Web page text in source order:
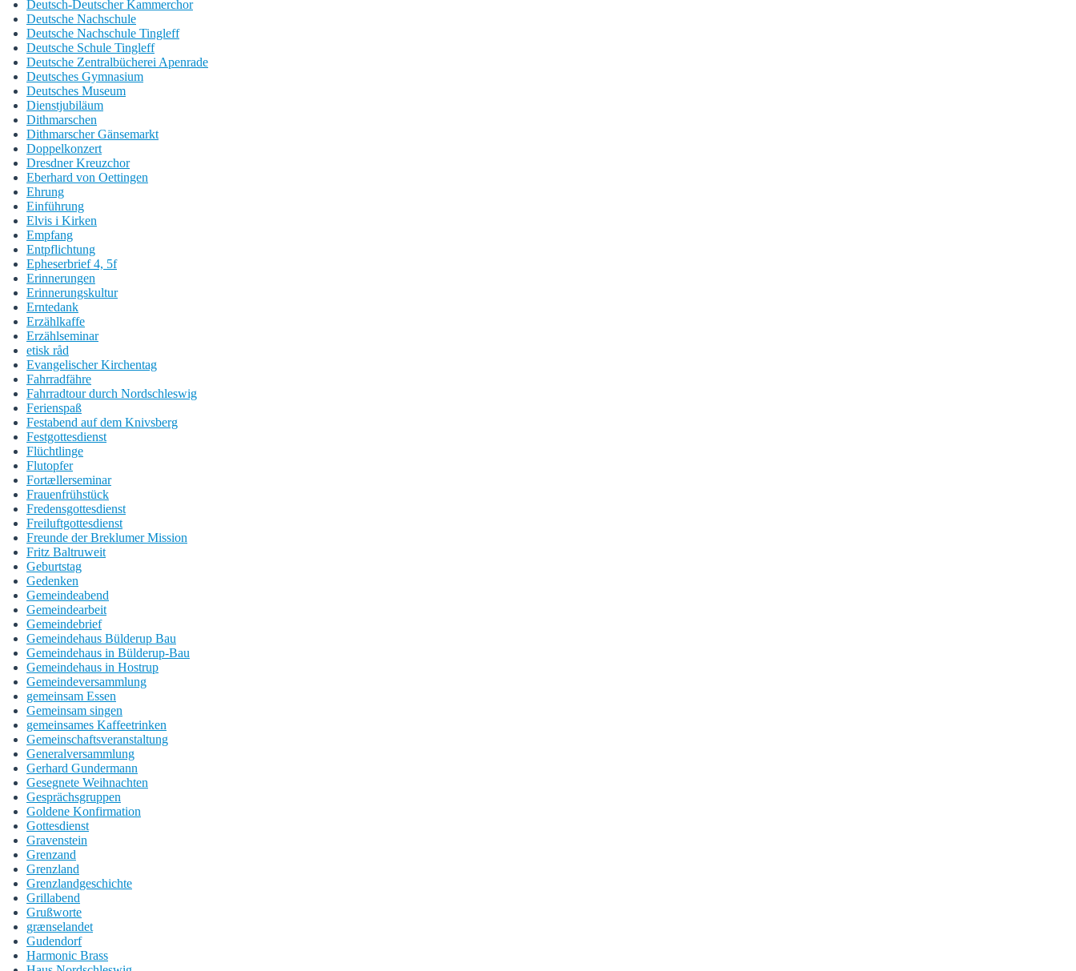
Deutsch-Deutscher Kammerchor
Deutsche Nachschule
Deutsche Nachschule Tingleff
Deutsche Schule Tingleff
Deutsche Zentralbücherei Apenrade
Deutsches Gymnasium
Deutsches Museum
Dienstjubiläum
Dithmarschen
Dithmarscher Gänsemarkt
Doppelkonzert
Dresdner Kreuzchor
Eberhard von Oettingen
Ehrung
Einführung
Elvis i Kirken
Empfang
Entpflichtung
Epheserbrief 4, 5f
Erinnerungen
Erinnerungskultur
Erntedank
Erzählkaffe
Erzählseminar
etisk råd
Evangelischer Kirchentag
Fahrradfähre
Fahrradtour durch Nordschleswig
Ferienspaß
Festabend auf dem Knivsberg
Festgottesdienst
Flüchtlinge
Flutopfer
Fortællerseminar
Frauenfrühstück
Fredensgottesdienst
Freiluftgottesdienst
Freunde der Breklumer Mission
Fritz Baltruweit
Geburtstag
Gedenken
Gemeindeabend
Gemeindearbeit
Gemeindebrief
Gemeindehaus Bülderup Bau
Gemeindehaus in Bülderup-Bau
Gemeindehaus in Hostrup
Gemeindeversammlung
gemeinsam Essen
Gemeinsam singen
gemeinsames Kaffeetrinken
Gemeinschaftsveranstaltung
Generalversammlung
Gerhard Gundermann
Gesegnete Weihnachten
Gesprächsgruppen
Goldene Konfirmation
Gottesdienst
Gravenstein
Grenzand
Grenzland
Grenzlandgeschichte
Grillabend
Grußworte
grænselandet
Gudendorf
Harmonic Brass